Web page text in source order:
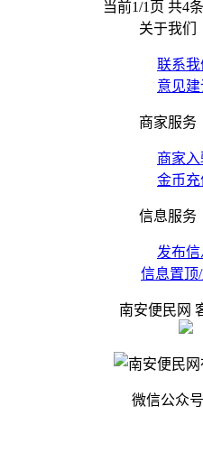
当前1/1页 共4
关于我们
联系我
意见建
商家服务
商家入
金币充
信息服务
发布信
信息置顶
南安便民网
微信公众号